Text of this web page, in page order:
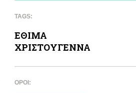
TAGS:
ΕΘΙΜΑ
ΧΡΙΣΤΟΥΓΕΝΝΑ
ΌΡΟΙ: